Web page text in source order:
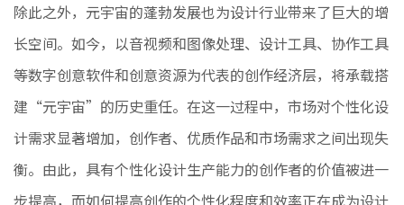
除此之外，元宇宙的蓬勃发展也为设计行业带来了巨大的增
长空间。如今，以音视频和图像处理、设计工具、协作工具
等数字创意软件和创意资源为代表的创作经济层，将承载搭
建“元宇宙”的历史重任。在这一过程中，市场对个性化设
计需求显著增加，创作者、优质作品和市场需求之间出现失
衡。由此，具有个性化设计生产能力的创作者的价值被进一
步提高，而如何提高创作的个性化程度和效率正在成为设计